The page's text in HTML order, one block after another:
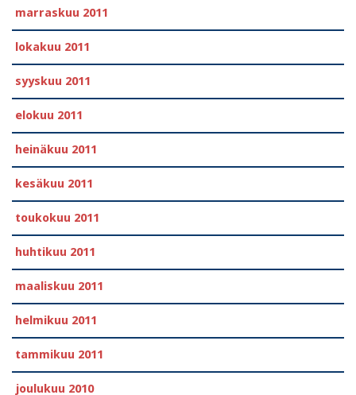
marraskuu 2011
lokakuu 2011
syyskuu 2011
elokuu 2011
heinäkuu 2011
kesäkuu 2011
toukokuu 2011
huhtikuu 2011
maaliskuu 2011
helmikuu 2011
tammikuu 2011
joulukuu 2010